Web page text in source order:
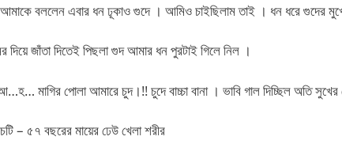
আমাকে বললেন এবার ধন ঢূকাও গুদে । আমিও চাইছিলাম তাই । ধন ধরে গুদের
জাঁতা দিতেই পিছলা গুদ আমার ধন পুরটাই গিলে নিল ।
পোলা আমারে চুদ।!! চুদে বাচ্চা বানা । ভাবি গাল দিচ্ছিল অতি সুখের
– ৫৭ বছরের মায়ের ঢেউ খেলা শরীর